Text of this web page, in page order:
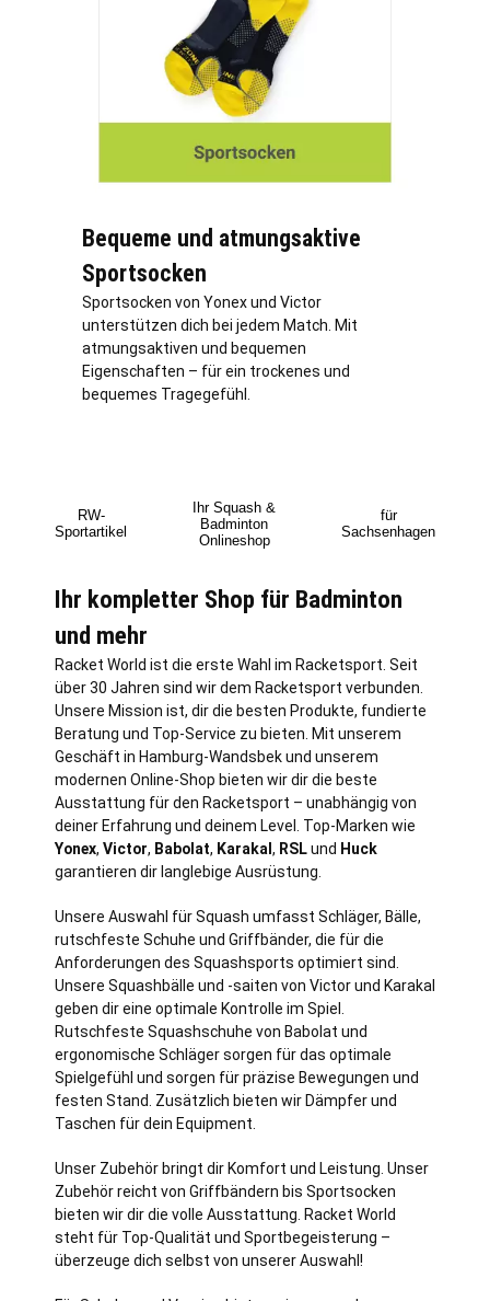
Bequeme und atmungsaktive
Sportsocken
Sportsocken von Yonex und Victor
unterstützen dich bei jedem Match. Mit
atmungsaktiven und bequemen
Eigenschaften – für ein trockenes und
bequemes Tragegefühl.
RW-
Sportartikel
Ihr Squash &
Badminton
Onlineshop
für
Sachsenhagen
Ihr kompletter Shop für Badminton
und mehr
Racket World ist die erste Wahl im Racketsport. Seit
über 30 Jahren sind wir dem Racketsport verbunden.
Unsere Mission ist, dir die besten Produkte, fundierte
Beratung und Top-Service zu bieten. Mit unserem
Geschäft in Hamburg-Wandsbek und unserem
modernen Online-Shop bieten wir dir die beste
Ausstattung für den Racketsport – unabhängig von
deiner Erfahrung und deinem Level. Top-Marken wie
Yonex, Victor, Babolat, Karakal , RSLund Huck
garantieren dir langlebige Ausrüstung.
Unsere Auswahl für Squash umfasst Schläger, Bälle,
rutschfeste Schuhe und Griffbänder, die für die
Anforderungen des Squashsports optimiert sind.
Unsere Squashbälle und -saiten von Victor und Karakal
geben dir eine optimale Kontrolle im Spiel.
Rutschfeste Squashschuhe von Babolat und
ergonomische Schläger sorgen für das optimale
Spielgefühl und sorgen für präzise Bewegungen und
festen Stand. Zusätzlich bieten wir Dämpfer und
Taschen für dein Equipment.
Unser Zubehör bringt dir Komfort und Leistung. Unser
Zubehör reicht von Griffbändern bis Sportsocken
bieten wir dir die volle Ausstattung. Racket World
steht für Top-Qualität und Sportbegeisterung –
überzeuge dich selbst von unserer Auswahl!